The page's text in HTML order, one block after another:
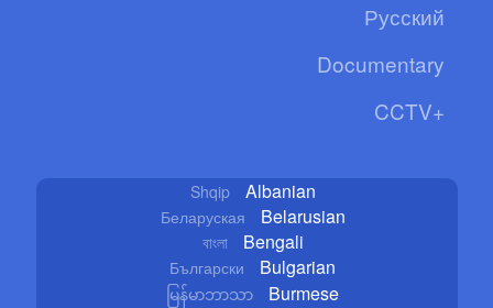
Русский
Documentary
CCTV+
Shqip Albanian
Беларуская Belarusian
বাংলা Bengali
Български Bulgarian
မြန်မာဘာသာ Burmese